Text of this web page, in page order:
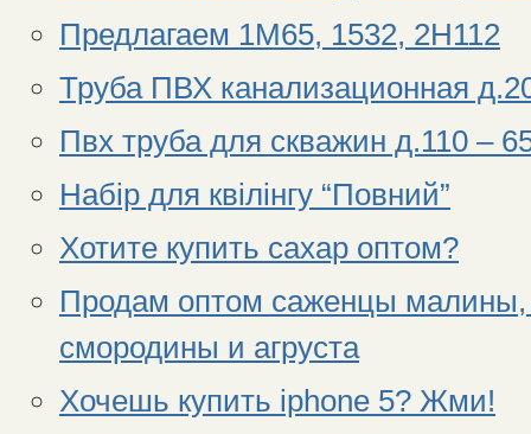
Предлагаем 1М65, 1532, 2Н112
Труба ПВХ канализационная
Пвх труба для скважин д.110 –
Набір для квілінгу “Повний”
Хотите купить сахар оптом?
Продам оптом саженцы
смородины и агруста
Хочешь купить iphone 5? Жми!